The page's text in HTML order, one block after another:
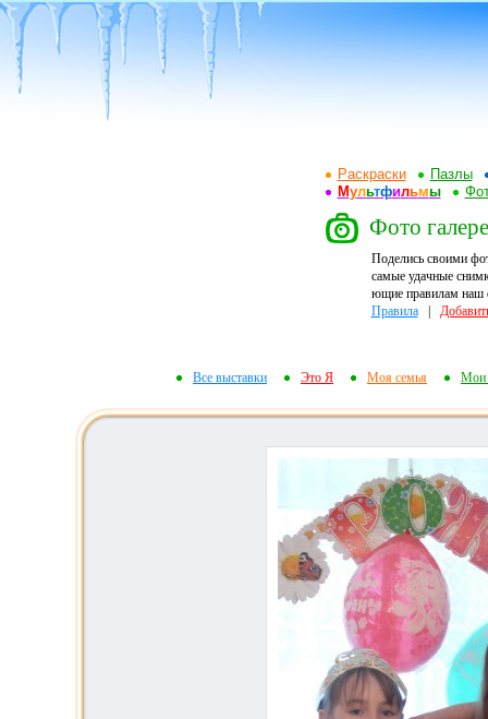
Раскраски
Пазлы
Мультфильмы
Фото
Поделись своими
самые удачные
ющие правилам наш
Правила|
Все выставки Это Я Моя семья Мои